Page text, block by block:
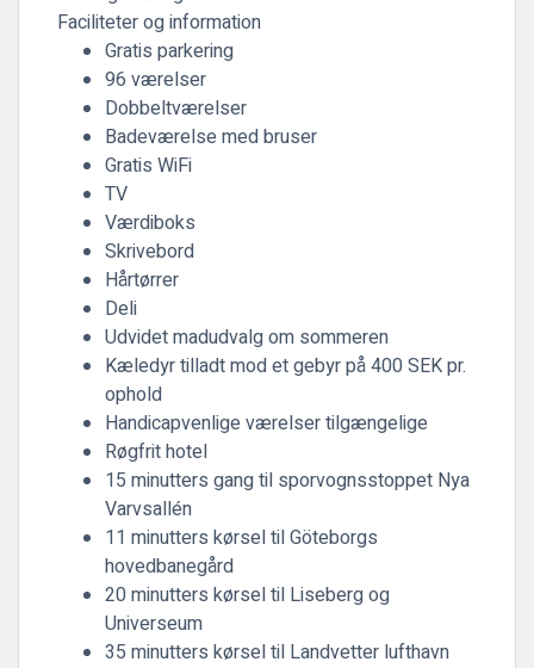
Faciliteter og information
Gratis parkering
96 værelser
Dobbeltværelser
Badeværelse med bruser
Gratis WiFi
TV
Værdiboks
Skrivebord
Hårtørrer
Deli
Udvidet madudvalg om sommeren
Kæledyr tilladt mod et gebyr på 400 SEK pr.
ophold
Handicapvenlige værelser tilgængelige
Røgfrit hotel
15 minutters gang til sporvognsstoppet Nya
Varvsallén
11 minutters kørsel til Göteborgs
hovedbanegård
20 minutters kørsel til Liseberg og
Universeum
35 minutters kørsel til Landvetter lufthavn